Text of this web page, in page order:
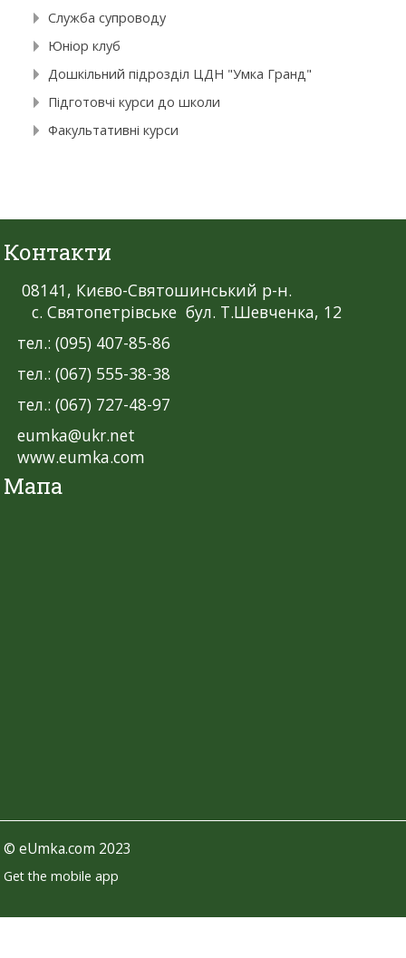
Служба супроводу
Юніор клуб
Дошкільний підрозділ ЦДН "Умка Гранд"
Підготовчі курси до школи
Факультативні курси
Контакти
08141, Києво-Святошинський р-н.
с. Святопетрівське бул. Т.Шевченка, 12
тел.: (095) 407-85-86
тел.: (067) 555-38-38
тел.: (067) 727-48-97
eumka@ukr.net
www.eumka.com
Мапа
©eUmka.com 2023
Get the mobile app